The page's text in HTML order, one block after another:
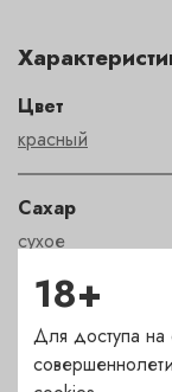
Цвет
красный
Сахар
сухое
Страна
Франция
18+
Для доступа на